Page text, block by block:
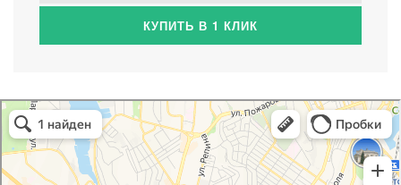
КУПИТЬ В 1 КЛИК
Атриум-Крым
Системы водоснабжения, отопления, канализации в Севастополе
Снабжение строительных объектов в Севастополе